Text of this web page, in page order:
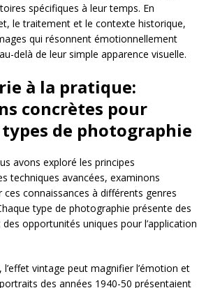
spécifiques à leur temps. En
le traitement et le contexte historique,
qui résonnent émotionnellement
delà de leur simple apparence visuelle.
à la pratique:
concrètes pour
de photographie
avons exploré les principes
techniques avancées, examinons
connaissances à différents genres
type de photographie présente des
opportunités uniques pour l’application
, l’effet vintage peut magnifier l’émotion et
des années 1940-50 présentaient